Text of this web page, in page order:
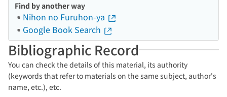
Find by another way
Nihon no Furuhon-ya
Google Book Search
Bibliographic Record
You can check the details of this material, its authority
(keywords that refer to materials on the same subject, author's
name, etc.), etc.